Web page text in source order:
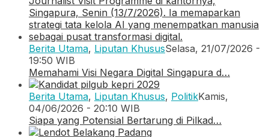
Berita Utama, Liputan KhususSelasa, 21/07/2026 -
19:50 WIB
Memahami Visi Negara Digital Singapura d…
Berita Utama, Liputan Khusus, PolitikKamis,
04/06/2026 - 20:10 WIB
Siapa yang Potensial Bertarung di Pilkad…